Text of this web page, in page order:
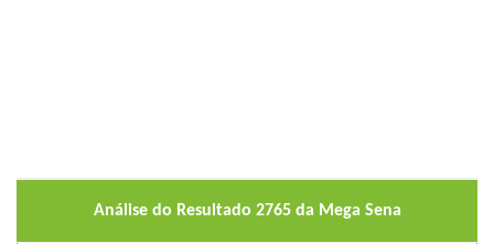
Análise do Resultado 2765 da Mega Sena